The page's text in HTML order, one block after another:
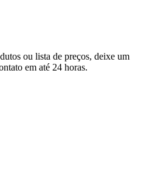
ou lista de preços, deixe um
em até 24 horas.